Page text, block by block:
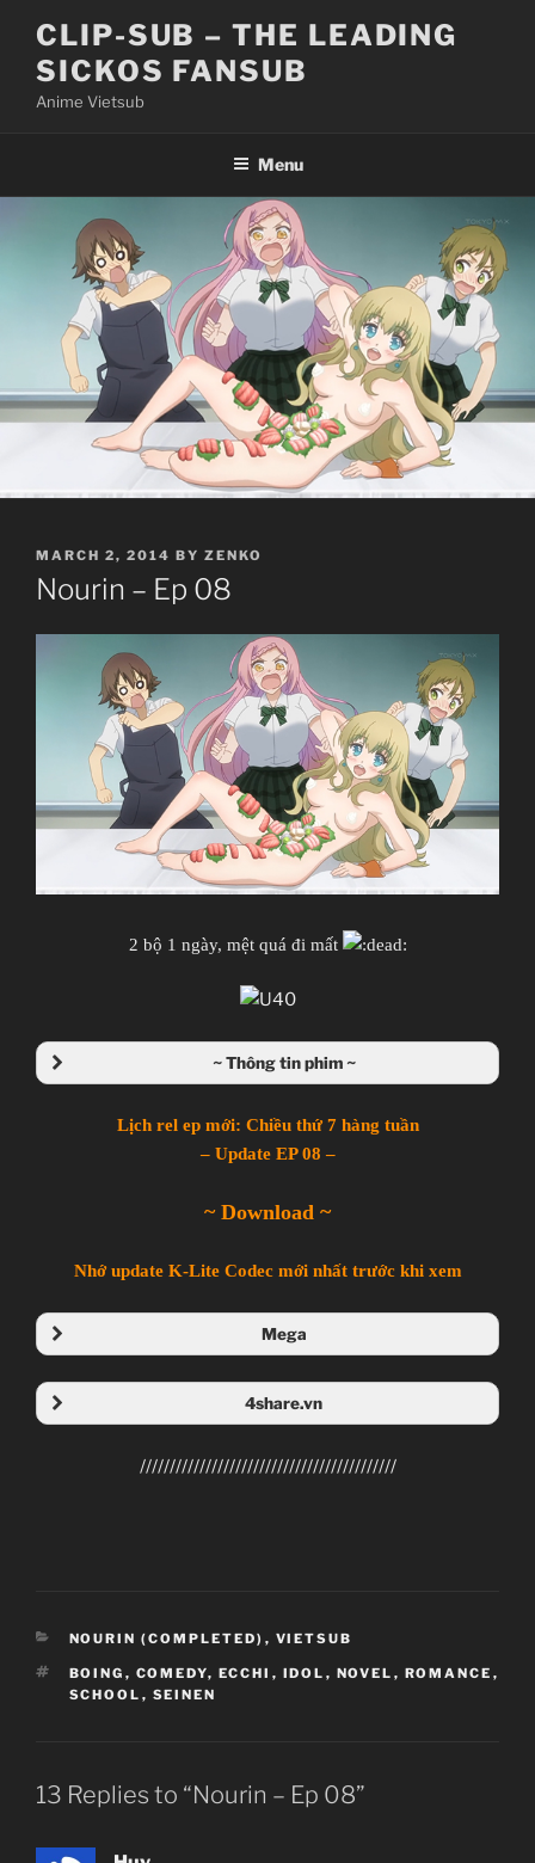
content
CLIP-SUB – THE LEADING
SICKOS FANSUB
Anime Vietsub
Menu
POSTED
ON
MARCH 2, 2014 BY ZENKO
Nourin – Ep 08
2 bộ 1 ngày, mệt quá đi mất
~ Thông tin phim ~
のうりん
Silver Link
Boing, Comedy, Ecchi, Idol, Novel, Seinen,
Lịch rel ep mới: Chiều thứ 7 hàng tuần
– Update EP 08 –
~ Download ~
Nhớ update K-Lite Codec mới nhất trước khi xem
Mega
4share.vn
///////////////////////////////////////////
CATEGORIES
NOURIN (COMPLETED) , VIETSUB
TAGS
BOING , COMEDY, ECCHI , IDOL , NOVEL , ROMANCE ,
SCHOOL , SEINEN
13 Replies to “Nourin – Ep 08”